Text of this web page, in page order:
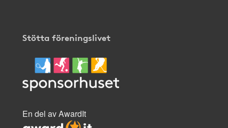
Stötta föreningslivet
En del av AwardIt